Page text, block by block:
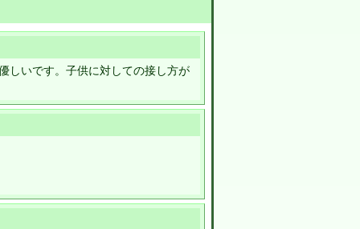
しいです。子供に対しての接し方が